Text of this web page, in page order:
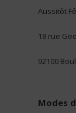
Aussitôt
18 rue
92100
Modes